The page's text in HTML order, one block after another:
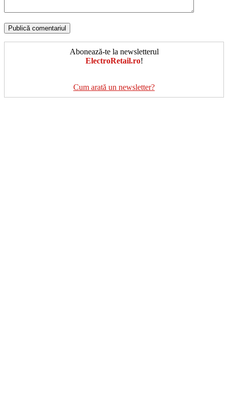
Abonează-te la newsletterul
ElectroRetail.ro!
Cum arată un newsletter?